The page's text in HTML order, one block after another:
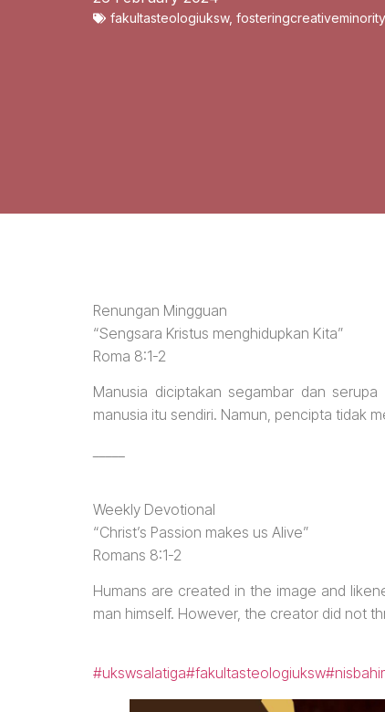
fakultasteologiuksw, fosteringcreativeminority
Renungan Mingguan
“Sengsara Kristus menghidupkan Kita”
Roma 8:1-2
Manusia diciptakan segambar dan
manusia itu sendiri. Namun, pencipta tidak
Weekly Devotional
“Christ’s Passion makes us Alive”
Romans 8:1-2
Humans are created in the image and
man himself. However, the creator did not
#ukswsalatiga#fakultasteologiuksw